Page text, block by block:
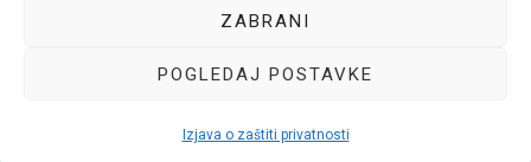
ZABRANI
POGLEDAJ POSTAVKE
Izjava o zaštiti privatnosti
Copyright © 2026 Stručni portal pomorsko dobro - Podrška